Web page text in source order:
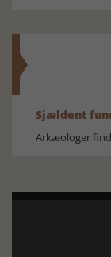
Sjældent
Arkæologer